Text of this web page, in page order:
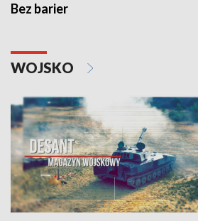
Bez barier
WOJSKO